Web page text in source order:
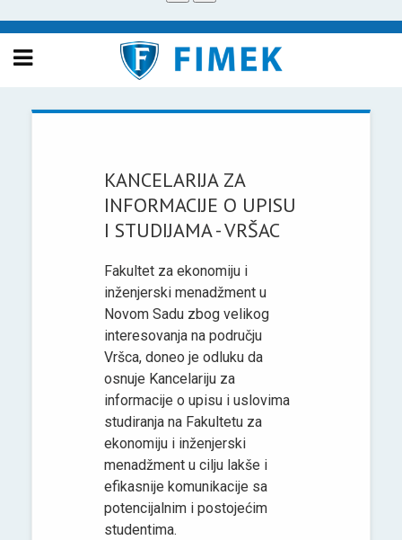
KANCELARIJA ZA
INFORMACIJE O UPISU
I STUDIJAMA - VRŠAC
Fakultet za ekonomiju i
inženjerski menadžment u
Novom Sadu zbog velikog
interesovanja na području
Vršca, doneo je odluku da
osnuje Kancelariju za
informacije o upisu i uslovima
studiranja na Fakultetu za
ekonomiju i inženjerski
menadžment u cilju lakše i
efikasnije komunikacije sa
potencijalnim i postojećim
studentima.